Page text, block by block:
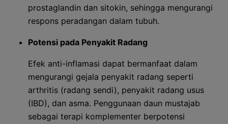
prostaglandin dan sitokin, sehingga mengurangi
respons peradangan dalam tubuh.
Potensi pada Penyakit Radang
Efek anti-inflamasi dapat bermanfaat dalam
mengurangi gejala penyakit radang seperti
arthritis (radang sendi), penyakit radang usus
(IBD), dan asma. Penggunaan daun mustajab
sebagai terapi komplementer berpotensi